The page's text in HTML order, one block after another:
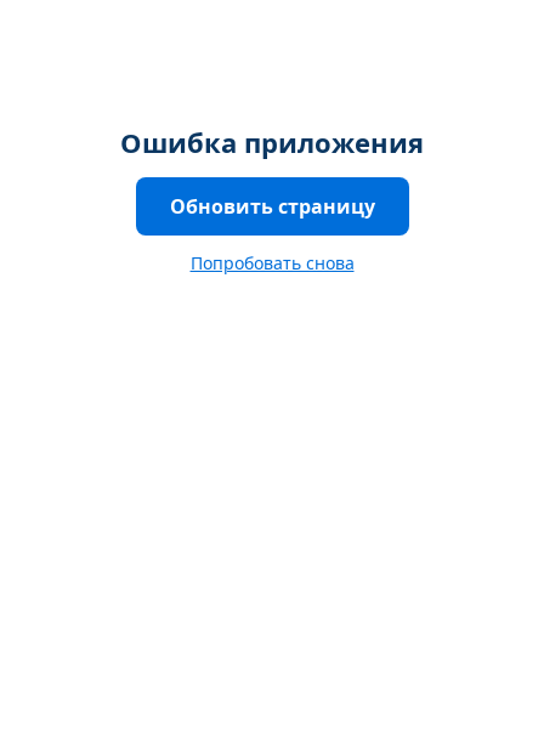
Ошибка приложения
Обновить страницу
Попробовать снова